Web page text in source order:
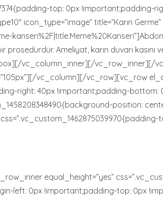
top: 0px !important;padding-
icon_type=”image” title=”Karın Germe”
Ameliyat, karın duvarı kasını ve
vc_column_inner][/vc_row_inner][/
vc_column][/vc_row][vc_row
right: 40px !important;padding-
position:
equal_height=”yes”
left: 0px !important;padding-top: 0px